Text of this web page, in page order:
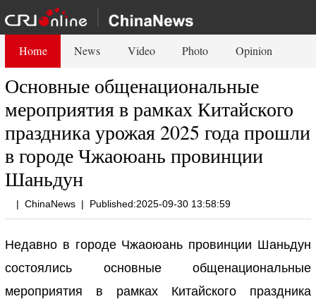
Home News Video Photo Opinion
Основные общенациональные
мероприятия в рамках Китайского
праздника урожая 2025 года прошли
в городе Чжаоюань провинции
Шаньдун
| ChinaNews | Published:2025-09-30 13:58:59
Недавно в городе Чжаоюань провинции Шаньдун
состоялись основные общенациональные
мероприятия в рамках Китайского праздника